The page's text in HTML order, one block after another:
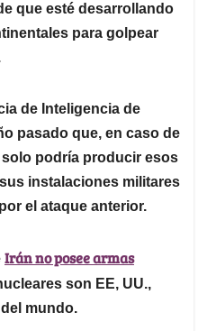
que esté desarrollando
para golpear
de Inteligencia de
pasado que, en caso de
podría producir esos
instalaciones militares
el ataque anterior.
Irán no posee armas
son EE, UU.,
mundo.